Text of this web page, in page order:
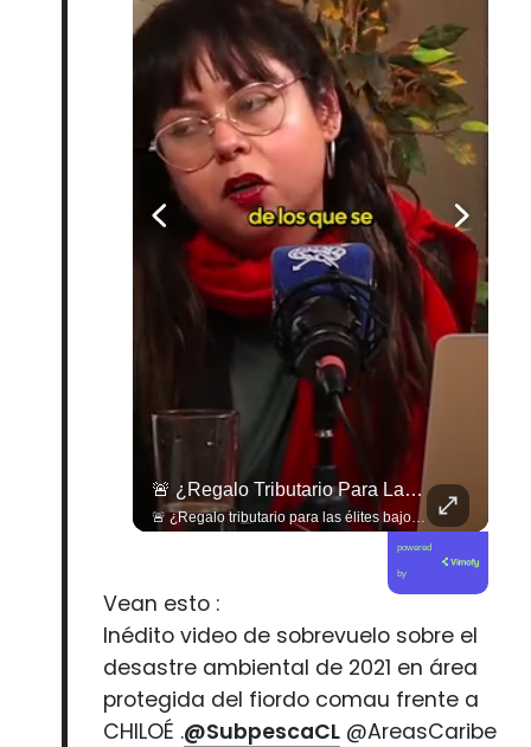
🚨 ¿Regalo Tributario Para Las Élites Bajo El Discurso Del «alivio Social»?
🚨 ¿Regalo tributario para las élites bajo el discurso del «alivio social»? Natalie Rojas expone cómo la eliminación de contribuciones beneficia a los adultos mayores más ricos de Chile. 🇨🇱🏛️ En este nuevo capítulo de Gobierno de Emergencia, la analista Natalie Rojas desmonta una de las medidas más promocionadas del debate tributario: la exención o eliminación generalizada de contribuciones a la vivienda. Analizamos los datos y la letra chica de esta propuesta, que lejos de ser un alivio para la mayoría popular —donde la gran parte de las personas mayores vulnerables ya está exenta de este pago— termina significando un enorme perdonazo fiscal para los sectores de mayores ingresos y dueños de propiedades de alto avalúo fiscal, desfinanciando las arcas públicas y el Fondo Común Municipal. 🎙️📉 🎥 ¡Un debate imperdible sobre justicia tributaria, modelo económico y políticas públicas que ya está disponible! Sigue la entrevista completa en nuestro canal de YouTube. 🔗 Ve al enlace en nuestra biografía, suscríbete para sumarte a la comunidad y déjanos tu opinión en los comentarios: ¿crees que las exenciones tributarias deben ser iguales para todos o focalizadas en quienes más lo necesitan? 💬👇🏼
powered
by
Vean esto :
Inédito video de sobrevuelo sobre el
desastre ambiental de 2021 en área
protegida del fiordo comau frente a
CHILOÉ .@SubpescaCL @AreasCaribe